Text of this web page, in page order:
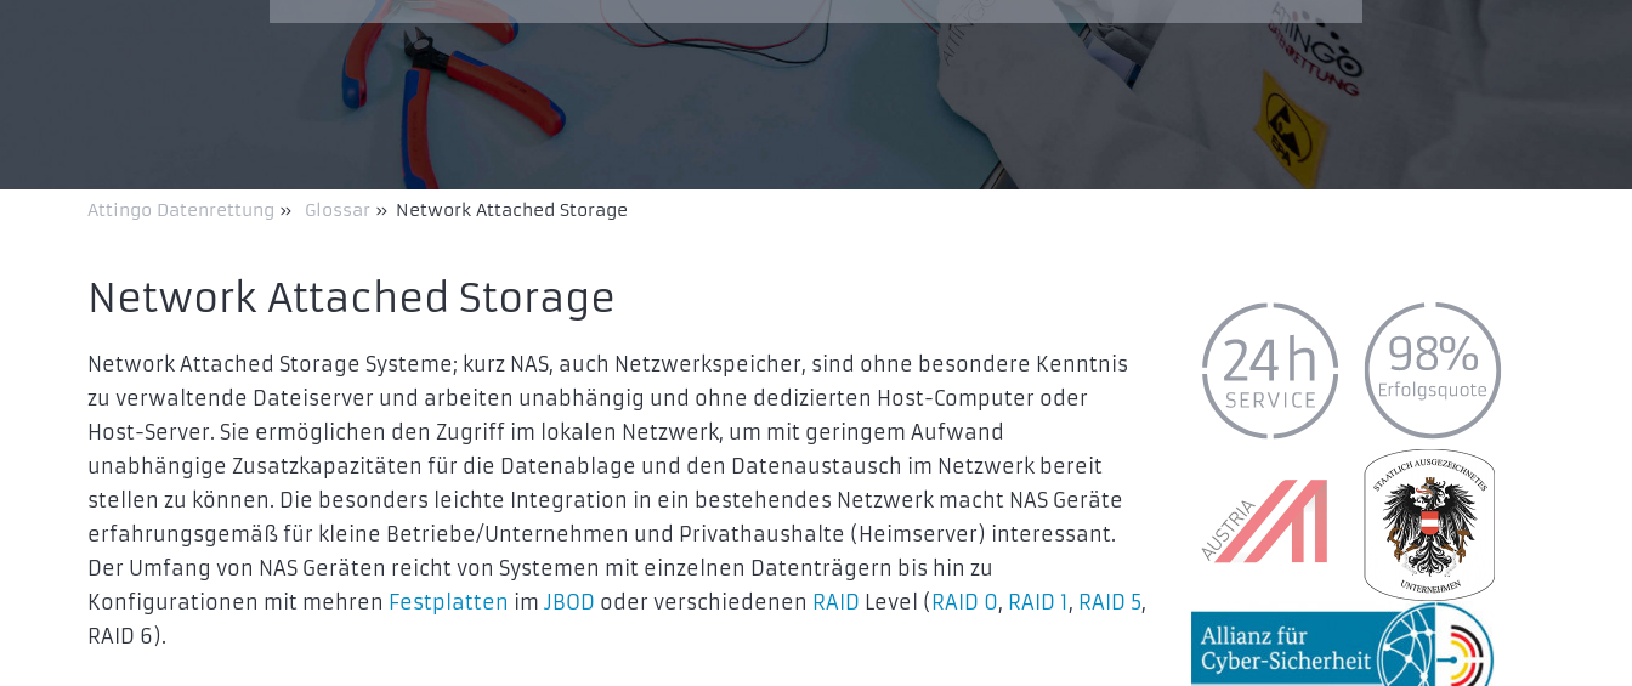
Attingo Datenrettung » Glossar » Network Attached Storage
Network Attached Storage
Network Attached Storage Systeme; kurz NAS, auch Netzwerkspeicher, sind ohne besondere Kenntnis
zu verwaltende Dateiserver und arbeiten unabhängig und ohne dedizierten Host-Computer oder
Host-Server. Sie ermöglichen den Zugriff im lokalen Netzwerk, um mit geringem Aufwand
unabhängige Zusatzkapazitäten für die Datenablage und den Datenaustausch im Netzwerk bereit
stellen zu können. Die besonders leichte Integration in ein bestehendes Netzwerk macht NAS Geräte
erfahrungsgemäß für kleine Betriebe/Unternehmen und Privathaushalte (Heimserver) interessant.
Der Umfang von NAS Geräten reicht von Systemen mit einzelnen Datenträgern bis hin zu
Konfigurationen mit mehren Festplatten im JBOD oder verschiedenen RAID Level ( RAID 0, RAID 1 , RAID 5,
RAID 6).